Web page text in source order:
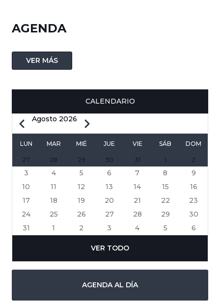
AGENDA
VER MÁS
CALENDARIO
PAGINACIÓN
AnteriorAgosto 2026 Siguiente
LUN MAR MIÉ JUE VIE SÁB DOM
27 28 29 30 31 1 2
3 4 5 6 7 8
9
10
11 12 13 14 15
16
17
18 19 20 21 22
23
24
25 26 27 28 29
30
31
1 2 3 4 5 6
VER TODO
AGENDA AL DÍA